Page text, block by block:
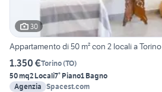
30
Appartamento di 50 m² con 2 locali a Torino
1.350 €Torino(TO)
50 mq2 Locali7° Piano1 Bagno
Agenzia Spacest.com